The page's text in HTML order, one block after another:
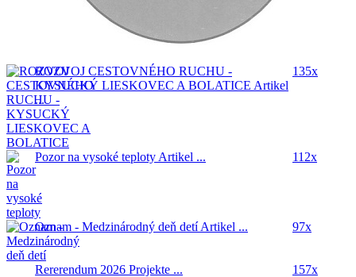
ROZVOJ CESTOVNÉHO RUCHU -
KYSUCKÝ LIESKOVEC A BOLATICE Artikel
...
135x
Pozor na vysoké teploty Artikel ... 112x
Oznam - Medzinárodný deň detíArtikel ... 97x
Rererendum 2026 Projekte ... 157x